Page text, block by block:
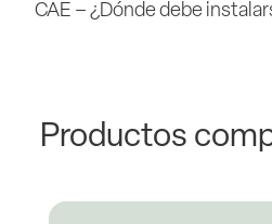
CAE – ¿Dónde debe
Productos